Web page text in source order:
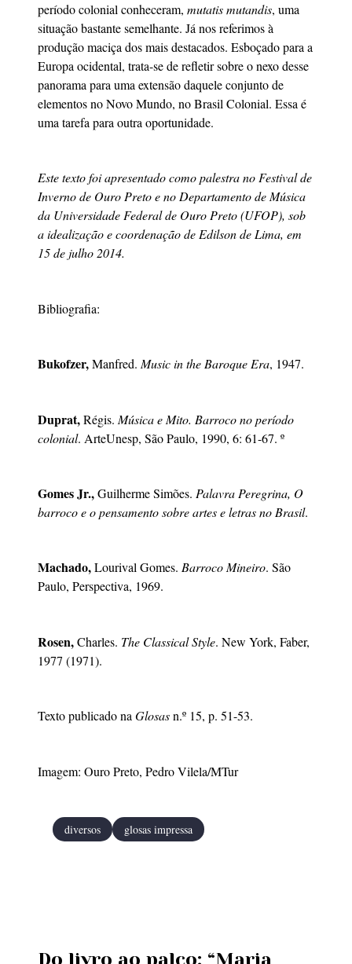
período colonial conheceram, mutatis mutandis, uma
situação bastante semelhante. Já nos referimos à
produção maciça dos mais destacados. Esboçado para a
Europa ocidental, trata-se de refletir sobre o nexo desse
panorama para uma extensão daquele conjunto de
elementos no Novo Mundo, no Brasil Colonial. Essa é
uma tarefa para outra oportunidade.
Este texto foi apresentado como palestra no Festival de
Inverno de Ouro Preto e no Departamento de Música
da Universidade Federal de Ouro Preto (UFOP), sob
a idealização e coordenação de Edilson de Lima, em
15 de julho 2014.
Bibliografia:
Bukofzer,Manfred. Music in the Baroque Era, 1947.
Duprat,Régis. Música e Mito. Barroco no período
colonial. ArteUnesp, São Paulo, 1990, 6: 61-67. º
Gomes Jr.,Guilherme Simões. Palavra Peregrina, O
barroco e o pensamento sobre artes e letras no Brasil.
Machado,Lourival Gomes. Barroco Mineiro. São
Paulo, Perspectiva, 1969.
Rosen,Charles. The Classical Style. New York, Faber,
1977 (1971).
Texto publicado na Glosasn.º 15, p. 51-53.
Imagem: Ouro Preto, Pedro Vilela/MTur
diversos glosas impressa
Do livro ao palco: “Maria